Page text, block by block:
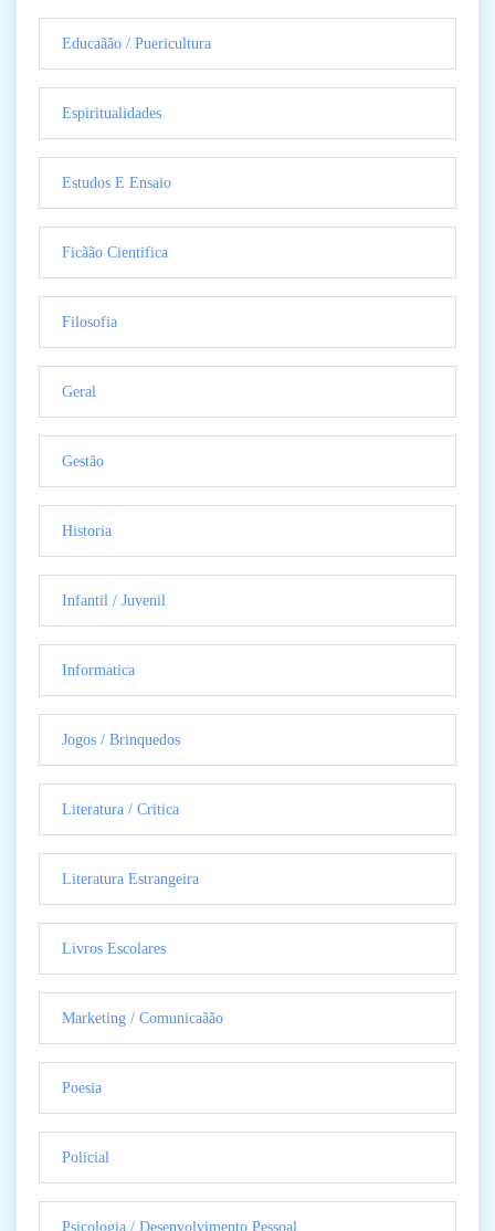
Educaãão / Puericultura
Espiritualidades
Estudos E Ensaio
Ficãão Cientifica
Filosofia
Geral
Gestão
Historia
Infantil / Juvenil
Informatica
Jogos / Brinquedos
Literatura / Critica
Literatura Estrangeira
Livros Escolares
Marketing / Comunicaãão
Poesia
Policial
Psicologia / Desenvolvimento Pessoal